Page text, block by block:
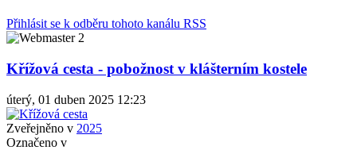
Přihlásit se k odběru tohoto kanálu RSS
Křížová cesta - pobožnost v klášterním kostele
úterý, 01 duben 2025 12:23
Zveřejněno v 2025
Označeno v